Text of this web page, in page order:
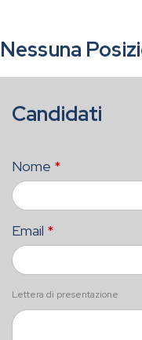
Nessuna
Candidati
Nome *
Email *
Lettera di presentazione